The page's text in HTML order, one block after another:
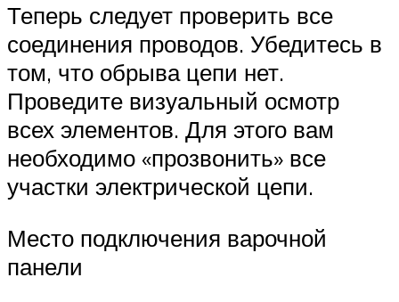
Теперь следует проверить все
соединения проводов. Убедитесь в
том, что обрыва цепи нет.
Проведите визуальный осмотр
всех элементов. Для этого вам
необходимо «прозвонить» все
участки электрической цепи.
Место подключения варочной
панели